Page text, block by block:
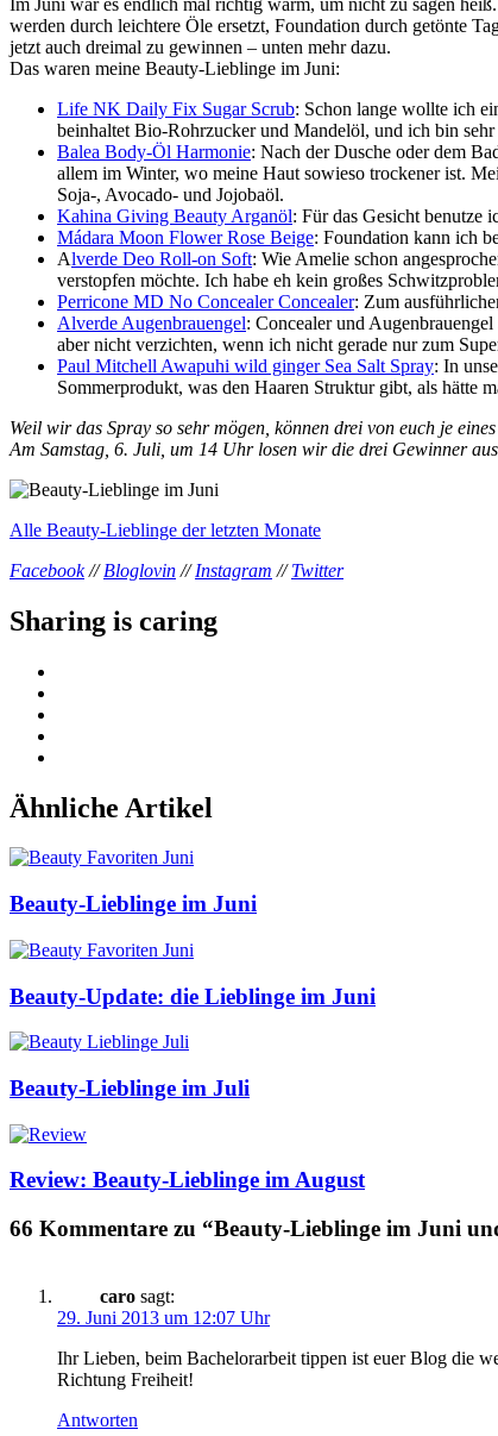
werden durch leichtere Öle ersetzt, Foundation durch getönte
jetzt auch dreimal zu gewinnen – unten mehr dazu.
Das waren meine Beauty-Lieblinge im Juni:
Life NK Daily Fix Sugar Scrub: Schon lange wollte ich
beinhaltet Bio-Rohrzucker und Mandelöl, und ich bin
Balea Body-Öl Harmonie: Nach der Dusche oder dem
allem im Winter, wo meine Haut sowieso trockener ist.
Soja-, Avocado- und Jojobaöl.
Kahina Giving Beauty Arganöl: Für das Gesicht benutze
Mádara Moon Flower Rose Beige: Foundation kann ich
Alverde Deo Roll-on Soft: Wie Amelie schon
verstopfen möchte. Ich habe eh kein großes
Perricone MD No Concealer Concealer: Zum
Alverde Augenbrauengel: Concealer und
aber nicht verzichten, wenn ich nicht gerade nur zum
Paul Mitchell Awapuhi wild ginger Sea Salt Spray: In
Sommerprodukt, was den Haaren Struktur gibt, als hätte
Weil wir das Spray so sehr mögen, können drei von euch je
Am Samstag, 6. Juli, um 14 Uhr losen wir die drei Gewinner
Alle Beauty-Lieblinge der letzten Monate
Facebook//Bloglovin //Instagram //Twitter
Sharing is caring
Ähnliche Artikel
Beauty-Lieblinge im Juni
Beauty-Update: die Lieblinge im Juni
Beauty-Lieblinge im Juli
Review: Beauty-Lieblinge im August
66 Kommentare zu “Beauty-Lieblinge im Juni
caro sagt:
29. Juni 2013 um 12:07 Uhr
Ihr Lieben, beim Bachelorarbeit tippen ist euer Blog die
Richtung Freiheit!
Antworten